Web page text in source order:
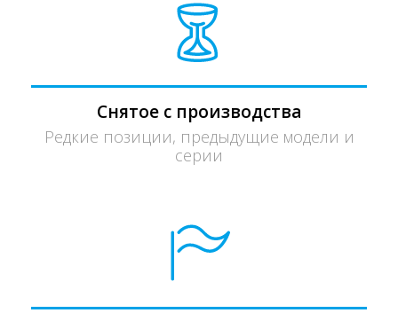
Снятое с производства
Редкие позиции, предыдущие модели и
серии